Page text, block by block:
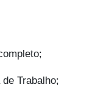
Trabalho;